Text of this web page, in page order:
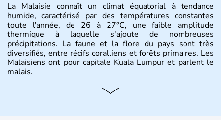
La Malaisie connaît un climat équatorial à tendance
humide, caractérisé par des températures constantes
toute l'année, de 26 à 27°C, une faible amplitude
thermique à laquelle s'ajoute de nombreuses
précipitations. La faune et la flore du pays sont très
diversifiés, entre récifs coralliens et forêts primaires. Les
Malaisiens ont pour capitale Kuala Lumpur et parlent le
malais.
Histoire et administration